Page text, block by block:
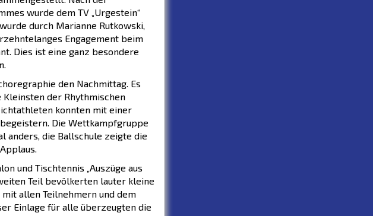
wurde dem TV „Urgestein“
durch Marianne Rutkowski,
Engagement beim
Dies ist eine ganz besondere
den Nachmittag. Es
der Rhythmischen
konnten mit einer
Die Wettkampfgruppe
anders, die Ballschule zeigte die
und Tischtennis „Auszüge aus
Teil bevölkerten lauter kleine
allen Teilnehmern und dem
Einlage für alle überzeugten die